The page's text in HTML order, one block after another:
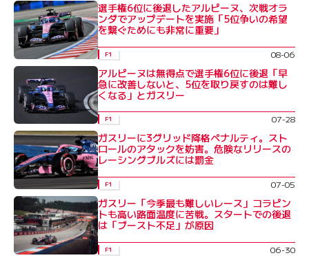
選手権6位に後退したアルピーヌ、次戦オラ
ンダでアップデートを実施「5位争いの希望
を繋ぐためにも非常に重要」
F1 08-06
アルピーヌは無得点で選手権6位に後退「早
急に改善しないと、5位を取り戻すのは難し
くなる」とガスリー
F1 07-28
ガスリーに3グリッド降格ペナルティ。スト
ロールのアタックを妨害。危険なリリースの
レーシングブルズには罰金
F1 07-05
ガスリー「今季最も難しいレース」コラピン
トも高い路面温度に苦戦。スタートでの後退
は「ブースト不足」が原因
F1 06-30